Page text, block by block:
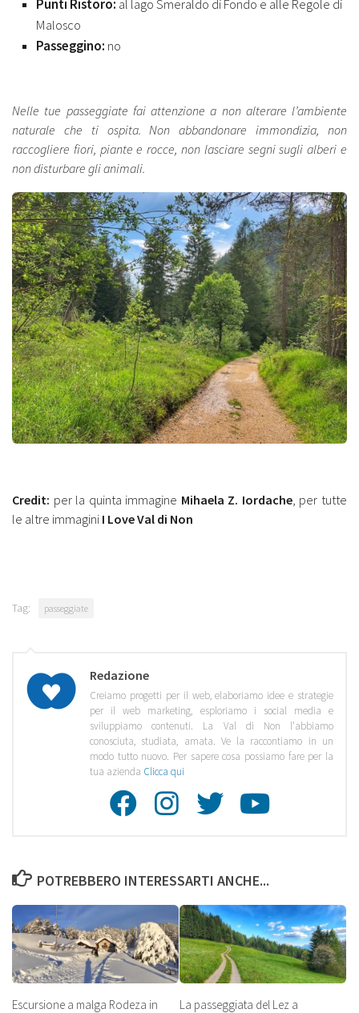
Punti Ristoro: al lago Smeraldo di Fondo e alle Regole di
Malosco
Passeggino: no
Nelle tue passeggiate fai attenzione a non alterare l’ambiente
naturale che ti ospita. Non abbandonare immondizia, non
raccogliere fiori, piante e rocce, non lasciare segni sugli alberi e
non disturbare gli animali.
Credit: per la quinta immagine Mihaela Z. Iordache, per tutte
le altre immagini I Love Val di Non
Tag: passeggiate
Redazione
Creiamo progetti per il web, elaboriamo idee e strategie
per il web marketing, esploriamo i social media e
sviluppiamo contenuti. La Val di Non l'abbiamo
conosciuta, studiata, amata. Ve la raccontiamo in un
modo tutto nuovo. Per sapere cosa possiamo fare per la
tua azienda Clicca qui
Facebook
POTREBBERO INTERESSARTI ANCHE...
Escursione a malga Rodeza in
La passeggiata del Lez a